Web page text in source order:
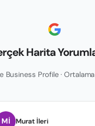
Harita
Business Profile · Ortalama
İleri